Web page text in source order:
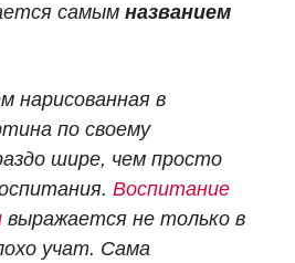
самым названием
нарисованная в
по своему
шире, чем просто
Воспитание
выражается не только в
учат. Сама